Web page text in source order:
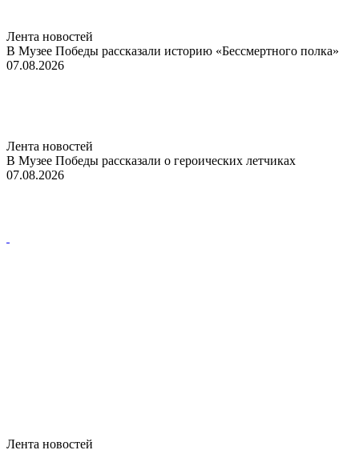
Лента новостей
В Музее Победы рассказали историю «Бессмертного полка»
07.08.2026
Лента новостей
В Музее Победы рассказали о героических летчиках
07.08.2026
Лента новостей